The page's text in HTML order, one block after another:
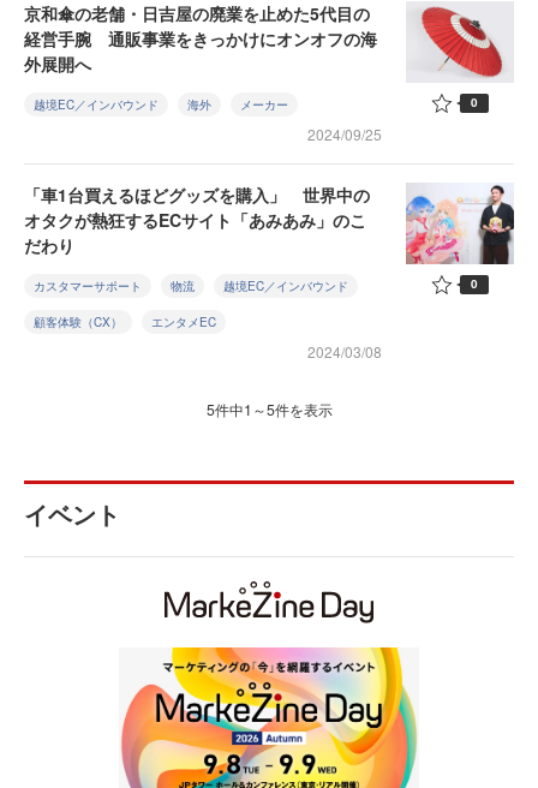
京和傘の老舗・日吉屋の廃業を止めた5代目の
経営手腕 通販事業をきっかけにオンオフの海
外展開へ
越境EC／インバウンド 海外 メーカー
2024/09/25
0
「車1台買えるほどグッズを購入」 世界中の
オタクが熱狂するECサイト「あみあみ」のこ
だわり
カスタマーサポート 物流 越境EC／インバウンド
顧客体験（CX） エンタメEC
2024/03/08
0
5件中1～5件を表示
イベント